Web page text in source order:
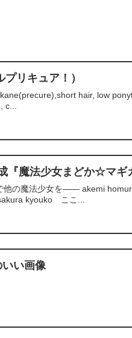
リキュア！）
hair, low
『魔法少女まどか☆マギ
他の魔法少女を―― akemi
kyouko ここ...
い画像